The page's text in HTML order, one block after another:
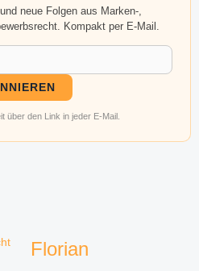
neue Folgen aus Marken-,
Kompakt per E-Mail.
über den Link in jeder E-Mail.
Florian